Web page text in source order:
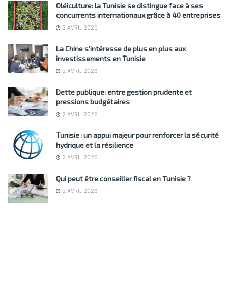
Oléiculture: la Tunisie se distingue face à ses
concurrents internationaux grâce à 40 entreprises
2 AVRIL 2026
La Chine s’intéresse de plus en plus aux
investissements en Tunisie
2 AVRIL 2026
Dette publique: entre gestion prudente et
pressions budgétaires
2 AVRIL 2026
Tunisie : un appui majeur pour renforcer la sécurité
hydrique et la résilience
2 AVRIL 2026
Qui peut être conseiller fiscal en Tunisie ?
2 AVRIL 2026